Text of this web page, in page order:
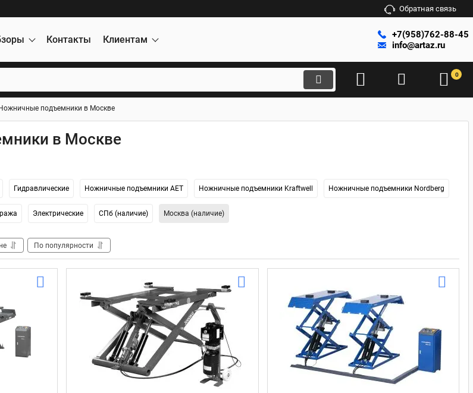
Обратная связь
Контакты Клиентам
+7(958)762-88-45
info@artaz.ru
0
Ножничные подъемники в Москве
в Москве
Гидравлические Ножничные подъемники AET Ножничные подъемники Kraftwell Ножничные подъемники Nordberg
Электрические СПб (наличие) Москва (наличие)
По популярности